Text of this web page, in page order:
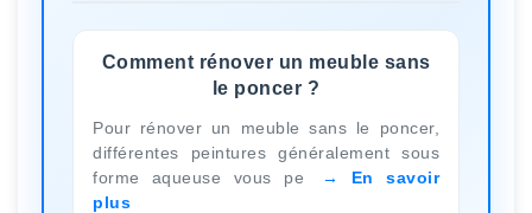
Comment rénover un meuble sans
le poncer ?
Pour rénover un meuble sans le poncer,
différentes peintures généralement sous
forme aqueuse vous pe
En savoir
plus